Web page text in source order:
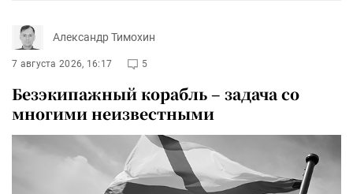
Александр Тимохин
7 августа 2026, 16:17 5
Безэкипажный корабль – задача со
многими неизвестными